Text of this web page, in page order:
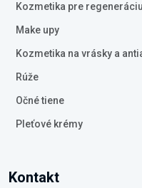
Kozmetika pre
Make upy
Kozmetika na vrásky a
Rúže
Očné tiene
Pleťové krémy
Kontakt